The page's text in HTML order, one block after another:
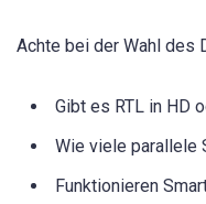
Achte bei der Wahl des
Gibt es RTL in HD
Wie viele parallele
Funktionieren